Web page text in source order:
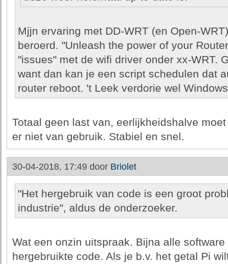
Mjjn ervaring met DD-WRT (en Open-
beroerd. "Unleash the power of your
"issues" met de wifi driver onder xx-WRT.
want dan kan je een script schedulen dat
router reboot. 't Leek verdorie wel
Totaal geen last van, eerlijkheidshalve
er niet van gebruik. Stabiel en snel.
30-04-2018, 17:49 door Briolet
"Het hergebruik van code is een groot
industrie", aldus de onderzoeker.
Wat een onzin uitspraak. Bijna alle
hergebruikte code. Als je b.v. het getal Pi